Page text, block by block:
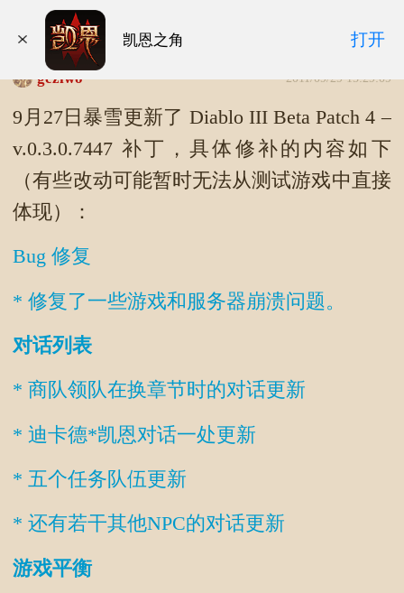
凯恩之角 打开
暗黑破坏神3 Beta Patch 4 补丁
geziwo 2011/09/29 15:29:09
9月27日暴雪更新了 Diablo III Beta Patch 4 –
v.0.3.0.7447 补丁，具体修补的内容如下
（有些改动可能暂时无法从测试游戏中直接
体现）：
Bug 修复
* 修复了一些游戏和服务器崩溃问题。
对话列表
* 商队领队在换章节时的对话更新
* 迪卡德*凯恩对话一处更新
* 五个任务队伍更新
* 还有若干其他NPC的对话更新
游戏平衡